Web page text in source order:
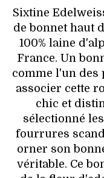
Sixtine
de bonnet haut
100% laine
France. Un
comme l'un des
associer cette
chic et
sélectionné
fourrures
orner son
véritable. Ce